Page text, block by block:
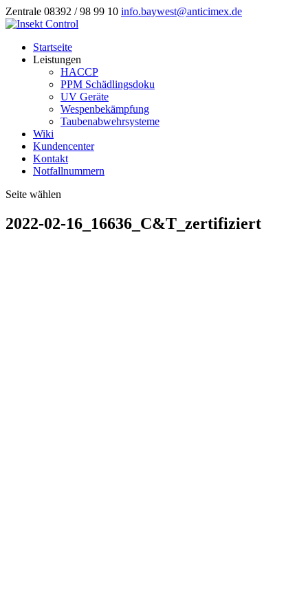
Zentrale 08392 / 98 99 10 info.baywest@anticimex.de
Startseite
Leistungen
HACCP
PPM Schädlingsdoku
UV Geräte
Wespenbekämpfung
Taubenabwehrsysteme
Wiki
Kundencenter
Kontakt
Notfallnummern
Seite wählen
2022-02-16_16636_C&T_zertifiziert